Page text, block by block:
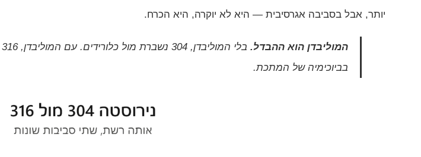
יותר, אבל בסביבה אגרסיבית — היא לא יוקרה, היא הכרח.
המוליבדן הוא ההבדל.
בביוכימיה של המתכת.